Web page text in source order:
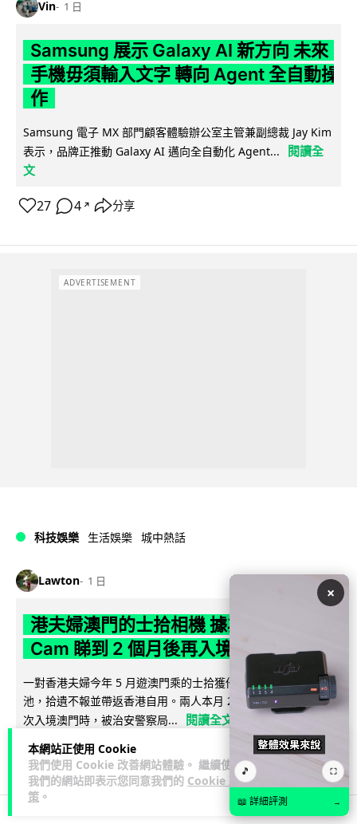
本網站正使用 Cookie
我們使用 Cookie 改善網站體驗。 繼續使用
我們的網站即表示您同意我們的 Cookie 政
策 。
Vin 1 日
Samsung 展示 Galaxy AI 新方向 未來
手機毋須輸入文字 轉向 Agent 全自動操
作
Samsung 電子 MX 部門顧客體驗辦公室主管兼副總裁 Jay Kim
表示，品牌正推動 Galaxy AI 邁向全自動化 Agent...
閱讀全
文
27 4 ↗ 分享
ADVERTISEMENT
科技娛樂 生活娛樂 城中熱話
Lawton 1 日
港夫婦澳門的士拾相機 據為己有被的士
Cam 睇到 2 個月後再入境被捕
一對香港夫婦今年 5 月遊澳門乘的士拾獲他人遺留相機及電
池，拾遺不報並帶返香港自用。兩人本月 2 日經港珠澳大橋再
次入境澳門時，被治安警察局...
閱讀全文
531 75 ↗ 分享
×
🎵 ⛶
📖 詳細評測 →